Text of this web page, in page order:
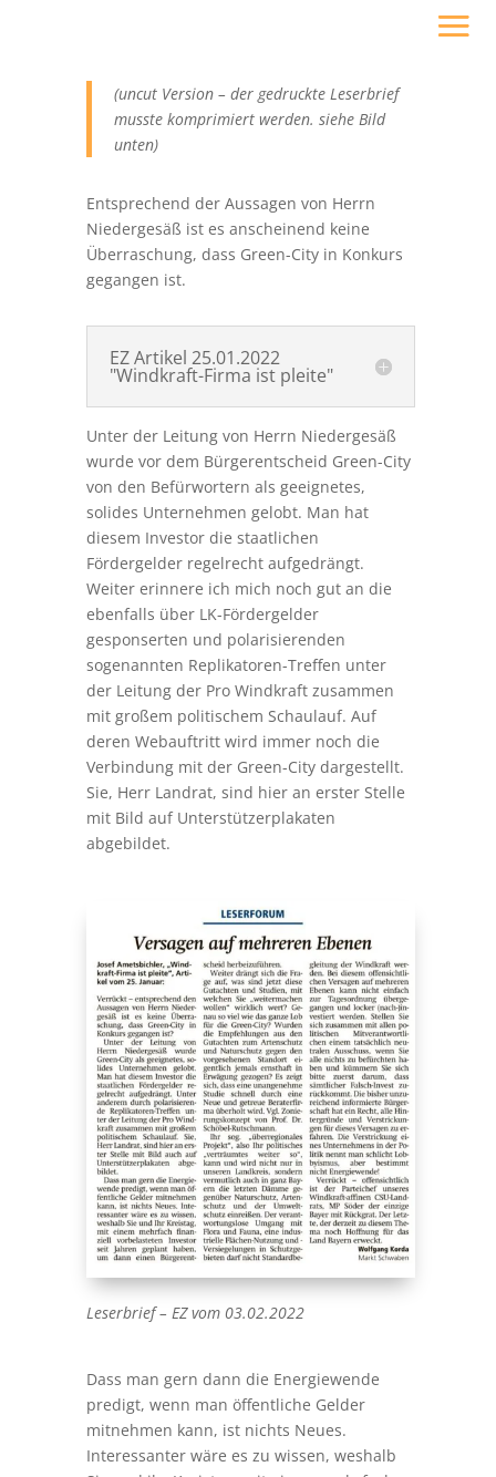
(uncut Version – der gedruckte Leserbrief
musste komprimiert werden. siehe Bild
unten)
Entsprechend der Aussagen von Herrn
Niedergesäß ist es anscheinend keine
Überraschung, dass Green-City in Konkurs
gegangen ist.
EZ Artikel 25.01.2022
"Windkraft-Firma ist pleite"
Unter der Leitung von Herrn Niedergesäß
wurde vor dem Bürgerentscheid Green-City
von den Befürwortern als geeignetes,
solides Unternehmen gelobt. Man hat
diesem Investor die staatlichen
Fördergelder regelrecht aufgedrängt.
Weiter erinnere ich mich noch gut an die
ebenfalls über LK-Fördergelder
gesponserten und polarisierenden
sogenannten Replikatoren-Treffen unter
der Leitung der Pro Windkraft zusammen
mit großem politischem Schaulauf. Auf
deren Webauftritt wird immer noch die
Verbindung mit der Green-City dargestellt.
Sie, Herr Landrat, sind hier an erster Stelle
mit Bild auf Unterstützerplakaten
abgebildet.
Leserbrief – EZ vom 03.02.2022
Dass man gern dann die Energiewende
predigt, wenn man öffentliche Gelder
mitnehmen kann, ist nichts Neues.
Interessanter wäre es zu wissen, weshalb